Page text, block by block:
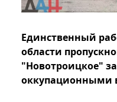
Единственный
области
"Новотроицкое"
оккупационными